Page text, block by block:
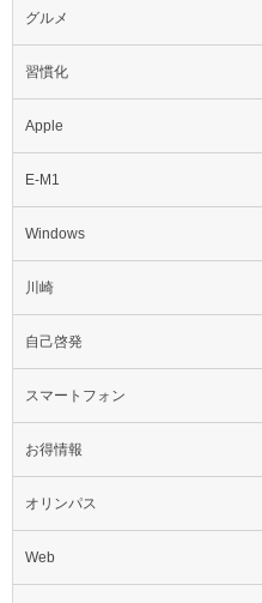
グルメ
習慣化
Apple
E-M1
Windows
川崎
自己啓発
スマートフォン
お得情報
オリンパス
Web